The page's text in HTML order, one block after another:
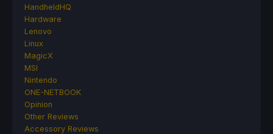
HandheldHQ
Hardware
Lenovo
Linux
MagicX
MSI
Nintendo
ONE-NETBOOK
Opinion
Other Reviews
Accessory Reviews